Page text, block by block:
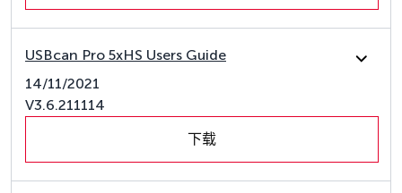
USBcan Pro 5xHS Users Guide
14/11/2021
V3.6.211114
下载